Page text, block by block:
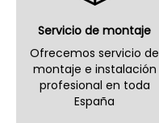
Servicio de montaje
Ofrecemos servicio de
montaje e instalación
profesional en toda
España